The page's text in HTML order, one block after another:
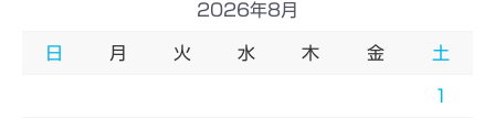
2026年8月
日 月 火 水 木 金 土
1